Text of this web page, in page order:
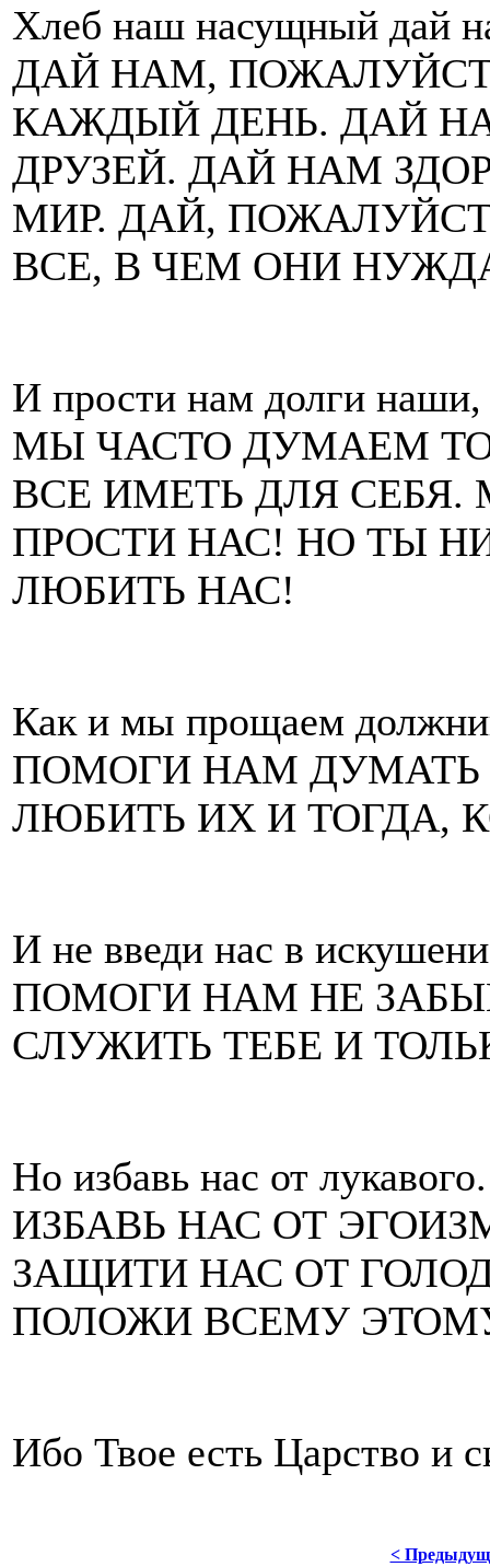
Хлеб наш насущный дай
ДАЙ НАМ,
КАЖДЫЙ ДЕНЬ. ДАЙ
ДРУЗЕЙ. ДАЙ НАМ
МИР. ДАЙ,
ВСЕ, В ЧЕМ ОНИ
И прости нам долги наши,
МЫ ЧАСТО ДУМАЕМ
ВСЕ ИМЕТЬ ДЛЯ
ПРОСТИ НАС! НО ТЫ
ЛЮБИТЬ НАС!
Как и мы прощаем
ПОМОГИ НАМ ДУМАТЬ
ЛЮБИТЬ ИХ И ТОГДА,
И не введи нас в
ПОМОГИ НАМ НЕ
СЛУЖИТЬ ТЕБЕ И
Но избавь нас от лукавого.
ИЗБАВЬ НАС ОТ
ЗАЩИТИ НАС ОТ
ПОЛОЖИ ВСЕМУ
Ибо Твое есть Царство и
<